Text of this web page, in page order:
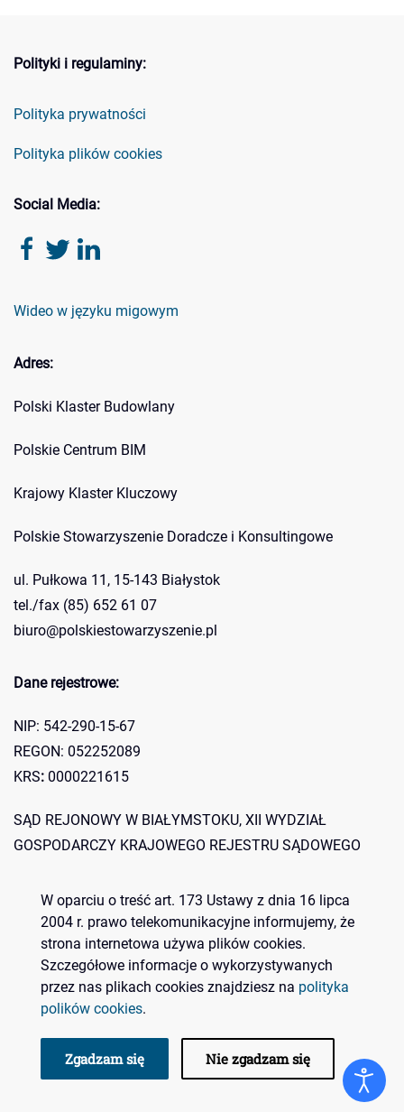
Polityki i regulaminy:
Polityka prywatności
Polityka plików cookies
Social Media:
Wideo w języku migowym
Adres:
Polski Klaster Budowlany
Polskie Centrum BIM
Krajowy Klaster Kluczowy
Polskie Stowarzyszenie Doradcze i Konsultingowe
ul. Pułkowa 11, 15-143 Białystok
tel./fax (85) 652 61 07
biuro@polskiestowarzyszenie.pl
Dane rejestrowe:
NIP: 542-290-15-67
REGON: 052252089
KRS: 0000221615
SĄD REJONOWY W BIAŁYMSTOKU, XII WYDZIAŁ
GOSPODARCZY KRAJOWEGO REJESTRU SĄDOWEGO
Konto bankowe:
Bank Spółdzielczy O/d w Zaściankach 07 8060 0004 0842
5276 2000 0010
Realizacjait44.pl
W oparciu o treść art. 173 Ustawy z dnia 16 lipca
2004 r. prawo telekomunikacyjne informujemy, że
strona internetowa używa plików cookies.
Szczegółowe informacje o wykorzystywanych
przez nas plikach cookies znajdziesz na polityka
polików cookies.
Zgadzam się Nie zgadzam się